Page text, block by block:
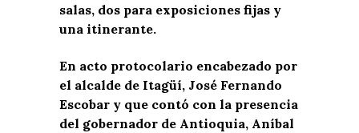
salas, dos para exposiciones fijas y
una itinerante.
En acto protocolario encabezado por
el alcalde de Itagüí, José Fernando
Escobar y que contó con la presencia
del gobernador de Antioquia, Aníbal